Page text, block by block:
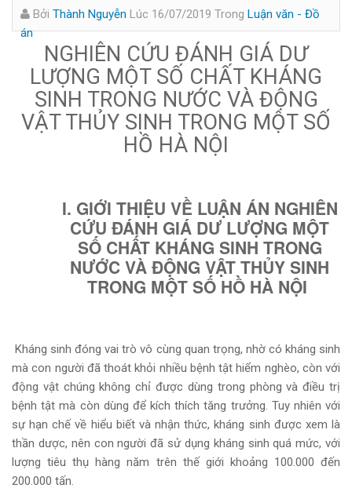
Bởi Thành Nguyễn Lúc 16/07/2019 Trong Luận văn - Đồ
án
NGHIÊN CỨU ĐÁNH GIÁ DƯ
LƯỢNG MỘT SỐ CHẤT KHÁNG
SINH TRONG NƯỚC VÀ ĐỘNG
VẬT THỦY SINH TRONG MỘT SỐ
HỒ HÀ NỘI
I. GIỚI THIỆU VỀ LUẬN ÁN NGHIÊN
CỨU ĐÁNH GIÁ DƯ LƯỢNG MỘT
SỐ CHẤT KHÁNG SINH TRONG
NƯỚC VÀ ĐỘNG VẬT THỦY SINH
TRONG MỘT SỐ HỒ HÀ NỘI
Kháng sinh đóng vai trò vô cùng quan trọng, nhờ có kháng sinh
mà con người đã thoát khỏi nhiều bệnh tật hiểm nghèo, còn với
động vật chúng không chỉ được dùng trong phòng và điều trị
bệnh tật mà còn dùng để kích thích tăng trưởng. Tuy nhiên với
sự hạn chế về hiểu biết và nhận thức, kháng sinh được xem là
thần dược, nên con người đã sử dụng kháng sinh quá mức, với
lượng tiêu thụ hàng năm trên thế giới khoảng 100.000 đến
200.000 tấn.